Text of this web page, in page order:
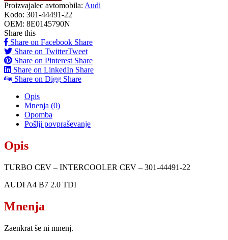
Proizvajalec avtomobila: Audi
Kodo: 301-44491-22
OEM: 8E0145790N
Share this
Share on Facebook Share
Share on TwitterTweet
Share on Pinterest Share
Share on LinkedIn Share
Share on Digg Share
Opis
Mnenja (0)
Opomba
Pošlji povpraševanje
Opis
TURBO CEV – INTERCOOLER CEV – 301-44491-22
AUDI A4 B7 2.0 TDI
Mnenja
Zaenkrat še ni mnenj.